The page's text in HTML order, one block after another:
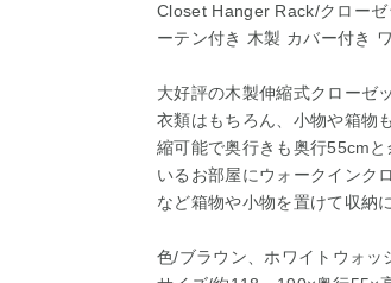
Closet Hanger Rack/クロー
ーテン付き 木製 カバー付き
大好評の木製伸縮式クローゼ
衣類はもちろん、小物や箱物
縮可能で奥行きも奥行55cm
いるお部屋にウォークインク
など箱物や小物を置けて収納
色/ブラウン、ホワイトウォッ